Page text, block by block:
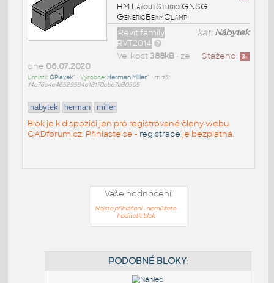
HM LayoutStudio GNSG
GenericBeamClamp
kat:Nábytek
Revit family
RVT2014
Staženo: 3x
Velikost388kB• ze
dne 06.07.2020
Umístil:OPlavek^ • Výrobce: Herman Miller^ • md5:
14e76c4e46529594c18170cbe7b30505
nabytek herman miller
Blok je k dispozici jen pro registrované členy webu
CADforum.cz. Přihlaste se - registrace je bezplatná.
Vaše hodnocení:
Nejste přihlášeni - nemůžete
hodnotit blok